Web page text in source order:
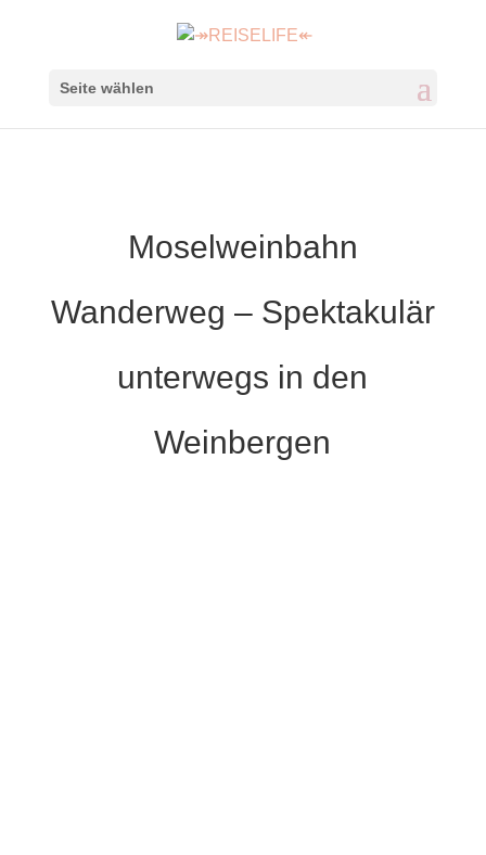
Seite wählen
Moselweinbahn
Wanderweg – Spektakulär
unterwegs in den
Weinbergen